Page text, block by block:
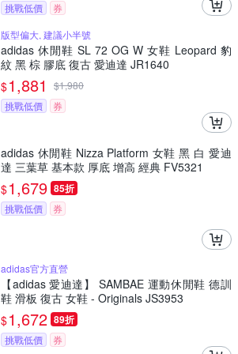
挑戰低價
券
版型偏大, 建議小半號
adidas 休閒鞋 SL 72 OG W 女鞋 Leopard 豹
紋 黑 棕 膠底 復古 愛迪達 JR1640
$1,881 $1,980
挑戰低價
券
adidas 休閒鞋 Nizza Platform 女鞋 黑 白 愛迪
達 三葉草 基本款 厚底 增高 經典 FV5321
$1,679 85折
挑戰低價 券
adidas官方直營
【adidas 愛迪達】 SAMBAE 運動休閒鞋 德訓
鞋 滑板 復古 女鞋 - Originals JS3953
$1,672 89折
挑戰低價 券